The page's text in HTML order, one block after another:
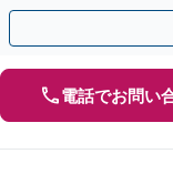
士費用特約】迅速対応
電話でお問い